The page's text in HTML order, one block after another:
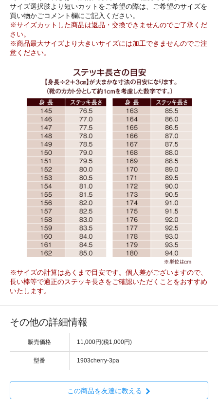
サイズ選択肢より短いカットをご希望の際は、ご希望のサイズを
買い物かごコメント欄にご記入ください。
※サイズカットした商品は返品・交換できませんのでご了承くだ
さい。
※商品最大サイズより大きいサイズには加工できませんのでご注
意ください。
※サイズの計算はあくまで目安です。個人差がございますので、
長い棒等で適正のステッキ長さをご確認いただくことをおすすめ
いたします。
その他の詳細情報
販売価格 11,000円(税1,000円)
型番 1903cherry-3pa
この商品を友達に教える